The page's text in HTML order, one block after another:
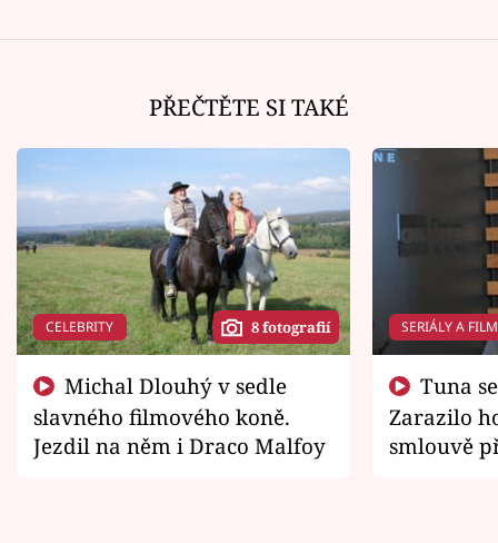
PŘEČTĚTE SI TAKÉ
CELEBRITY 8 fotografií
slavného filmového koně.
Jezdil na něm i Draco Malfoy
SERIÁLY A
Zarazilo
smlouvě